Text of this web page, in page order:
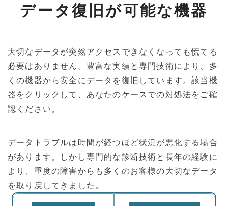
データ復旧が可能な機器
大切なデータが突然アクセスできなくなっても慌てる
必要はありません。豊富な実績と専門技術により、多
くの機器から安全にデータを復旧しています。該当機
器をクリックして、あなたのケースでの対処法をご確
認ください。
データトラブルは時間が経つほど状況が悪化する場合
があります。しかし専門的な診断技術と長年の経験に
より、重度の障害からも多くのお客様の大切なデータ
を取り戻してきました。